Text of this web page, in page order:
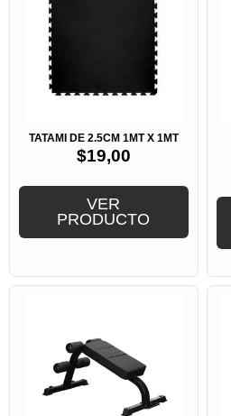
TATAMI DE 2.5CM 1MT X 1MT
$19,00
VER
PRODUCTO